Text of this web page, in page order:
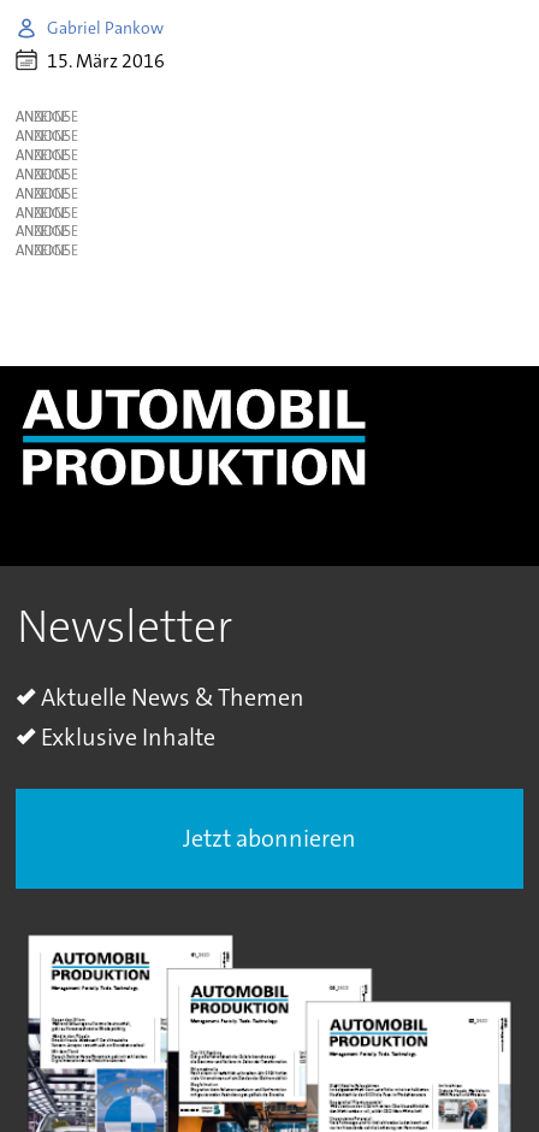
Gabriel Pankow
15. März 2016
ANZEIGE
ANZEIGE
ANZEIGE
ANZEIGE
ANZEIGE
ANZEIGE
ANZEIGE
ANZEIGE
Newsletter
Aktuelle News & Themen
Exklusive Inhalte
Jetzt abonnieren